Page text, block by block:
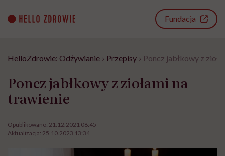
content
Fundacja
HelloZdrowie: Odżywianie › Przepisy › Poncz jabłkowy z
Poncz jabłkowy z ziołami na
trawienie
Opublikowano: 21.12.2021 08:45
Aktualizacja: 25.10.2023 13:34